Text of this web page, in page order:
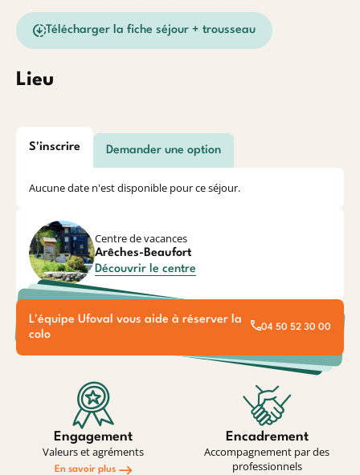
Télécharger la fiche séjour + trousseau
Lieu
S'inscrire Demander une option
Aucune date n'est disponible pour ce séjour.
Centre de vacances
Arêches-Beaufort
Découvrir le centre
L'équipe Ufoval vous aide à réserver la
colo
04 50 52 30 00
Engagement
Valeurs et agréments
En savoir plus
Encadrement
Accompagnement par des
professionnels